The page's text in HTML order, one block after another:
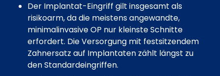
Der Implantat-Eingriff gilt insgesamt als
risikoarm, da die meistens angewandte,
minimalinvasive OP nur kleinste Schnitte
erfordert. Die Versorgung mit festsitzendem
Zahnersatz auf Implantaten zählt längst zu
den Standardeingriffen.